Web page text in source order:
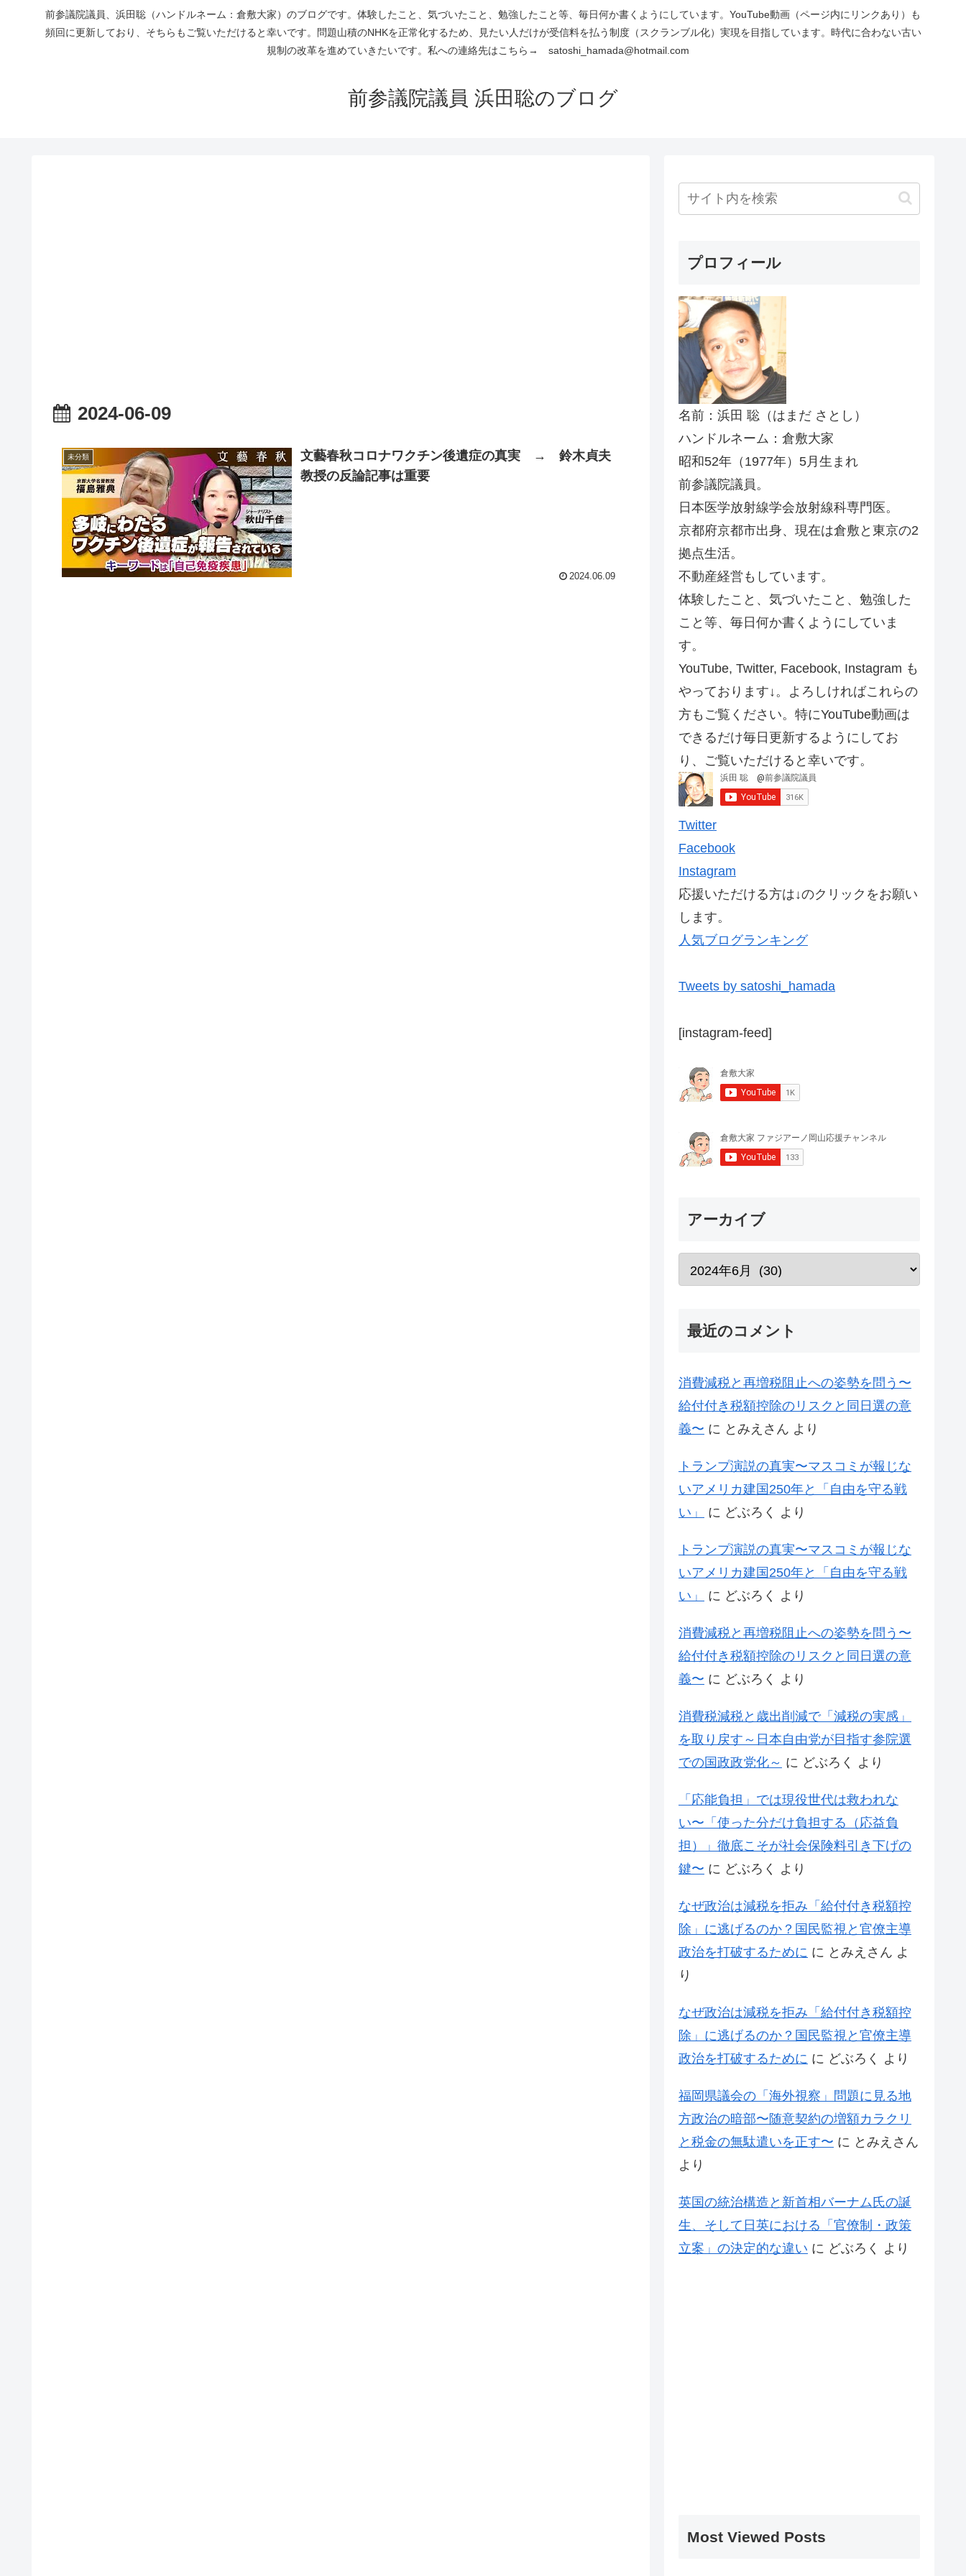
前参議院議員、浜田聡（ハンドルネーム：倉敷大家）のブログです。体験したこと、気づいたこと、勉強したこと等、毎日何か書くようにしています。YouTube動画（ページ内にリンクあり）も
頻回に更新しており、そちらもご覧いただけると幸いです。問題山積のNHKを正常化するため、見たい人だけが受信料を払う制度（スクランブル化）実現を目指しています。時代に合わない古い
規制の改革を進めていきたいです。私への連絡先はこちら→ satoshi_hamada@hotmail.com
前参議院議員 浜田聡のブログ
2024-06-09
未分類
文藝春秋コロナワクチン後遺症の真実 → 鈴木貞夫
教授の反論記事は重要
2024.06.09
プロフィール
名前：浜田 聡（はまだ さとし）
ハンドルネーム：倉敷大家
昭和52年（1977年）5月生まれ
前参議院議員。
日本医学放射線学会放射線科専門医。
京都府京都市出身、現在は倉敷と東京の2
拠点生活。
不動産経営もしています。
体験したこと、気づいたこと、勉強した
こと等、毎日何か書くようにしていま
す。
YouTube, Twitter, Facebook, Instagram も
やっております↓。よろしければこれらの
方もご覧ください。特にYouTube動画は
できるだけ毎日更新するようにしてお
り、ご覧いただけると幸いです。
Twitter
Facebook
Instagram
応援いただける方は↓のクリックをお願い
します。
人気ブログランキング
Tweets by satoshi_hamada
[instagram-feed]
アーカイブ
最近のコメント
消費減税と再増税阻止への姿勢を問う〜
給付付き税額控除のリスクと同日選の意
義〜 に とみえさん より
トランプ演説の真実〜マスコミが報じな
いアメリカ建国250年と「自由を守る戦
い」
に どぶろく より
トランプ演説の真実〜マスコミが報じな
いアメリカ建国250年と「自由を守る戦
い」
に どぶろく より
消費減税と再増税阻止への姿勢を問う〜
給付付き税額控除のリスクと同日選の意
義〜 に どぶろく より
消費税減税と歳出削減で「減税の実感」
を取り戻す～日本自由党が目指す参院選
での国政政党化～ に どぶろく より
「応能負担」では現役世代は救われな
い〜「使った分だけ負担する（応益負
担）」徹底こそが社会保険料引き下げの
鍵〜 に どぶろく より
なぜ政治は減税を拒み「給付付き税額控
除」に逃げるのか？国民監視と官僚主導
政治を打破するために に とみえさん よ
り
なぜ政治は減税を拒み「給付付き税額控
除」に逃げるのか？国民監視と官僚主導
政治を打破するために に どぶろく より
福岡県議会の「海外視察」問題に見る地
方政治の暗部〜随意契約の増額カラクリ
と税金の無駄遣いを正す〜 に とみえさん
より
英国の統治構造と新首相バーナム氏の誕
生、そして日英における「官僚制・政策
立案」の決定的な違い に どぶろく より
Most Viewed Posts